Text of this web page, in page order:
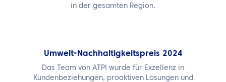
in der gesamten Region.
Umwelt-Nachhaltigkeitspreis 2024
Das Team von ATPI wurde für Exzellenz in
Kundenbeziehungen, proaktiven Lösungen und